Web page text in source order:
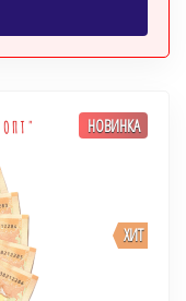
ХИТ
НОВИНКА